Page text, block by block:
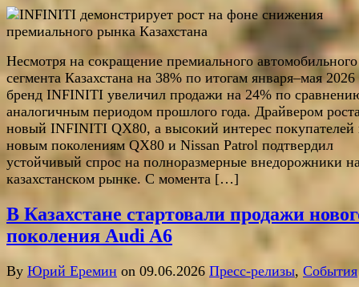
Несмотря на сокращение премиального автомобильного
сегмента Казахстана на 38% по итогам января–мая 2026
бренд INFINITI увеличил продажи на 24% по
аналогичным периодом прошлого года. Драйвером
новый INFINITI QX80, а высокий интерес покупателей
новым поколениям QX80 и Nissan Patrol подтвердил
устойчивый спрос на полноразмерные внедорожники
казахстанском рынке. С момента […]
В Казахстане стартовали продажи
поколения Audi A6
By Юрий Еремин on 09.06.2026 Пресс-релизы, События